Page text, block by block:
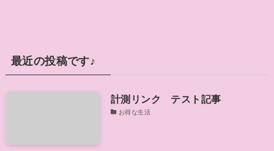
最近の投稿です♪
計測リンク テスト記事
お得な生活